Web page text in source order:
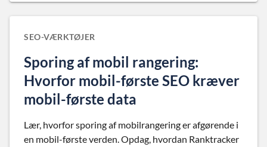
SEO-VÆRKTØJER
Sporing af mobil rangering:
Hvorfor mobil-første SEO kræver
mobil-første data
Lær, hvorfor sporing af mobilrangering er afgørende i
en mobil-første verden. Opdag, hvordan Ranktracker